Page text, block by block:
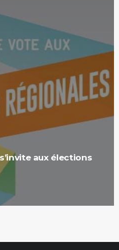
aux élections